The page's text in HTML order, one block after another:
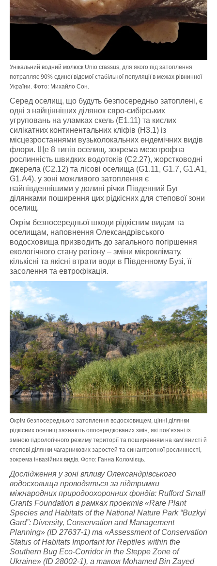
Унікальний водний молюск Unio crassus, для якого під затоплення
потрапляє 90% єдиної відомої стабільної популяції в межах рівнинної
України. Фото: Михайло Сон.
Серед оселищ, що будуть безпосередньо затоплені, є
одні з найцінніших ділянок євро-сибірських
угруповань на уламках скель (E1.11) та кислих
силікатних континентальних кліфів (Н3.1) із
місцезростаннями вузьколокальних ендемічних видів
флори. Ще 8 типів оселищ, зокрема мезотрофна
рослинність швидких водотоків (C2.27), жорстководні
джерела (C2.12) та лісові оселища (G1.11, G1.7, G1.A1,
G1.A4), у зоні можливого затоплення є
найпівденнішими у долині річки Південний Буг
ділянками поширення цих рідкісних для степової зони
оселищ.
Окрім безпосередньої шкоди рідкісним видам та
оселищам, наповнення Олександрівського
водосховища призводить до загального погіршення
екологічного стану регіону – зміни мікроклімату,
кількісні та якісні втрати води в Південному Бузі, її
засолення та евтрофікація.
Окрім безпосереднього затоплення водосховищем, цінні ділянки
рідкісних оселищ зазнають опосередкованих змін, які пов’язані із
зміною гідрологічного режиму території та поширенням на кам’янисті й
степові ділянки чагарникових заростей та синантропної рослинності,
зокрема інвазійних видів. Фото: Ганна Коломієць.
Дослідження у зоні впливу Олександрівського
водосховища проводяться за підтримки
міжнародних природоохоронних фондів: Rufford Small
Grants Foundation в рамках проектів «Rare Plant
Species and Habitats of the National Nature Park “Buzkyi
Gard”: Diversity, Conservation and Management
Planning» (ID 27637-1) та «Assessment of Conservation
Status of Habitats Important for Reptiles within the
Southern Bug Eco-Corridor in the Steppe Zone of
Ukraine» (ID 28002-1), а також Mohamed Bin Zayed